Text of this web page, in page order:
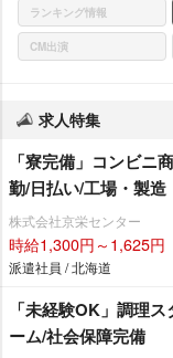
ランキング情報
CM出演
求人特集
「寮完備」コンビニ
勤/日払い/工場・製造
株式会社京栄センター
時給1,300円～1,625円
派遣社員 / 北海道
「未経験OK」調理
ーム/社会保障完備